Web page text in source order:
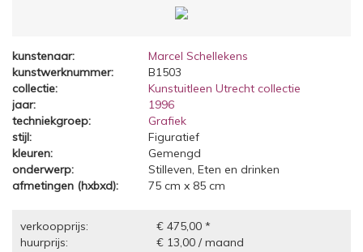
kunstenaar:
Marcel Schellekens
kunstwerknummer:
B1503
collectie:
Kunstuitleen Utrecht collectie
jaar:
1996
techniekgroep:
Grafiek
stijl:
Figuratief
kleuren:
Gemengd
onderwerp:
Stilleven, Eten en drinken
afmetingen (hxbxd):
75 cm x 85 cm
verkoopprijs:
€ 475,00 *
huurprijs:
€ 13,00 / maand